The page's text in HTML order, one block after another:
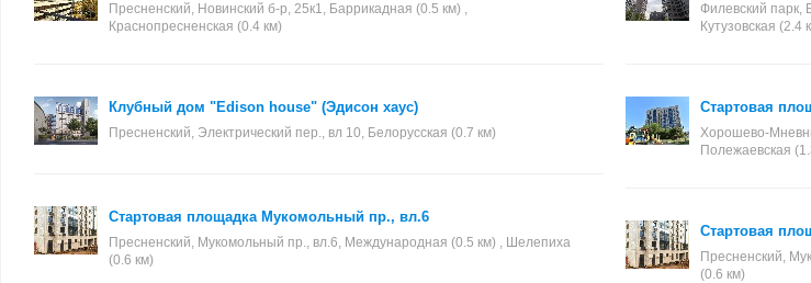
Пресненский, Новинский б-р, 25к1, Баррикадная (0.5 км) ,
Краснопресненская (0.4 км)
Клубный дом "Edison house" (Эдисон хаус)
Пресненский, Электрический пер., вл 10, Белорусская (0.7 км)
Стартовая площадка Мукомольный пр., вл.6
Пресненский, Мукомольный пр., вл.6, Международная (0.5 км) , Шелепиха
(0.6 км)
Филевский парк,
Кутузовская
Стартовая
Хорошево-
Полежаевская
Стартовая
Пресненский,
(0.6 км)